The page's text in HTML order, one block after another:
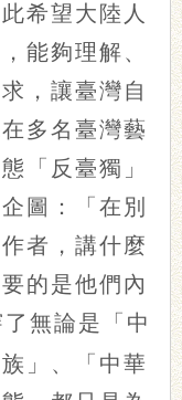
希望大陸人
能夠理解、
，讓臺灣自
多名臺灣藝
「反臺獨」
圖：「在別
者，講什麼
的是他們內
無論是「中
」、「中華